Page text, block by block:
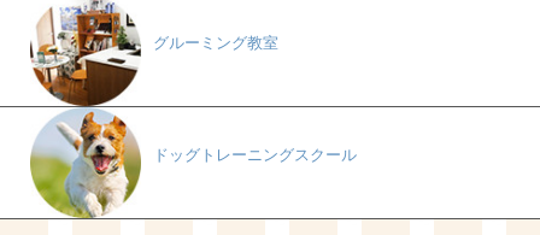
グルーミング教室
ドッグトレーニングスクール